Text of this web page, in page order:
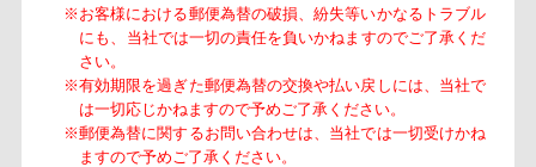
※お客様における郵便為替の破損、紛失等いかなるトラブル
にも、当社では一切の責任を負いかねますのでご了承くだ
さい。
※有効期限を過ぎた郵便為替の交換や払い戻しには、当社で
は一切応じかねますので予めご了承ください。
※郵便為替に関するお問い合わせは、当社では一切受けかね
ますので予めご了承ください。